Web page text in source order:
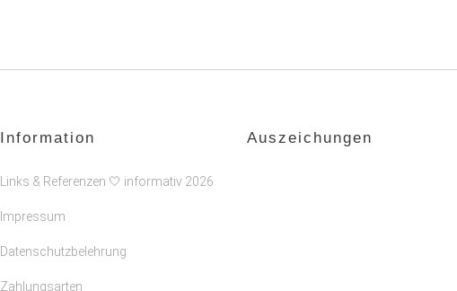
Information
Links & Referenzen 🤍 informativ 2026
Impressum
Datenschutzbelehrung
Zahlungsarten
Auszeichungen